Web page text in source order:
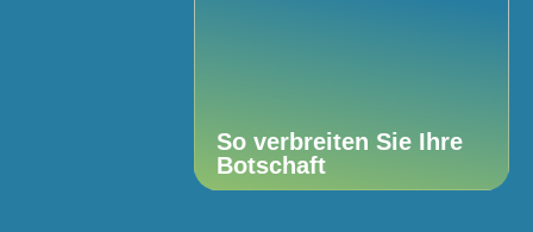
So verbreiten Sie Ihre
Botschaft